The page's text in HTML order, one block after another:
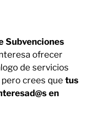
Subvenciones
ofrecer
de servicios
crees que tus
en